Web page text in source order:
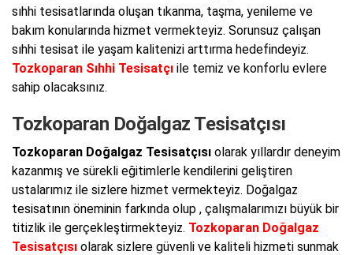
sıhhi tesisatlarında oluşan tıkanma, taşma, yenileme ve
bakım konularında hizmet vermekteyiz. Sorunsuz çalışan
sıhhi tesisat ile yaşam kalitenizi arttırma hedefindeyiz.
Tozkoparan Sıhhi Tesisatçı ile temiz ve konforlu evlere
sahip olacaksınız.
Tozkoparan Doğalgaz Tesisatçısı
Tozkoparan Doğalgaz Tesisatçısı olarak yıllardır deneyim
kazanmış ve sürekli eğitimlerle kendilerini geliştiren
ustalarımız ile sizlere hizmet vermekteyiz. Doğalgaz
tesisatının öneminin farkında olup , çalışmalarımızı büyük bir
titizlik ile gerçekleştirmekteyiz. Tozkoparan Doğalgaz
Tesisatçısı olarak sizlere güvenli ve kaliteli hizmeti sunmak